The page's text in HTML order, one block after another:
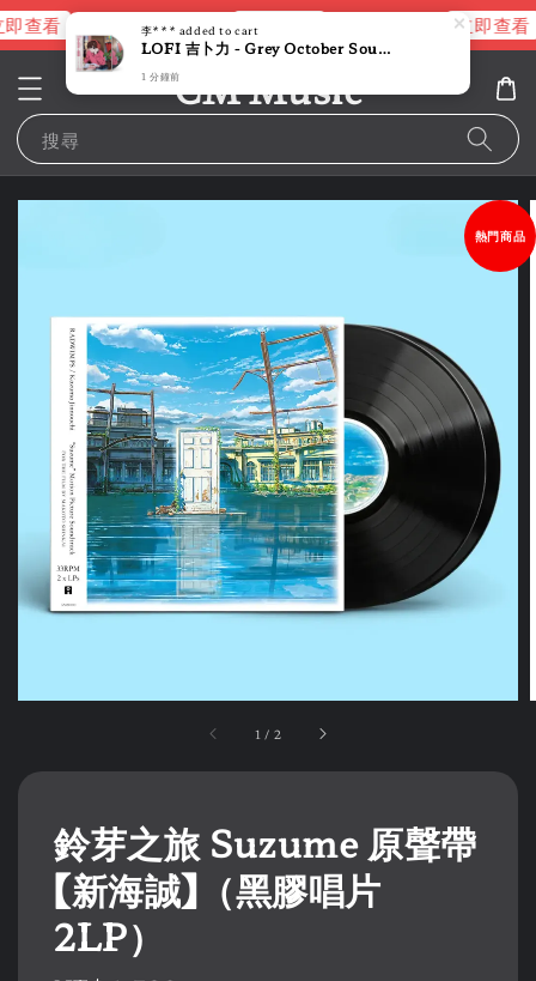
查看 進擊的巨人片頭曲 立即查看 立即查看
CM Music
搜尋
1 / 2
熱門商品
鈴芽之旅 Suzume 原聲帶
【新海誠】（黑膠唱片
2LP）
李*** added to cart
LOFI 吉卜力 - Grey October Sound（限量圖片彩膠｜黑膠唱片 LP）
1 分鐘前